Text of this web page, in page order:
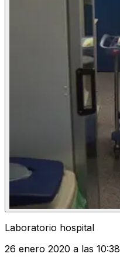
Laboratorio hospital
26 enero 2020 a las 10:38